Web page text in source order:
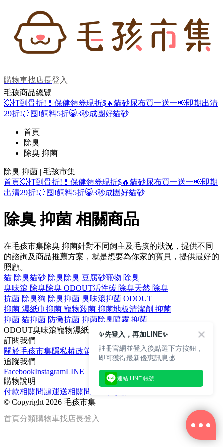
購物車找店長登入
毛孩商品總覽
💥打到骨折! 💊保健領券現折$🔥貓砂尿布買一送一📢即期出清
29折!🍖囤!飼料5折😺3秒成團好貓砂
首頁
除臭
除臭 抑菌
除臭 抑菌 | 毛孩市集
首頁💥打到骨折! 💊保健領券現折$🔥貓砂尿布買一送一📢即期
出清29折!🍖囤!飼料5折😺3秒成團好貓砂
除臭 抑菌 相關商品
在毛孩市集除臭 抑菌針對不同飼主及毛孩的狀況，提供不同
的諮詢及商品推薦方案，就是想要為你家的寶貝，提供最好的
照顧。
貓 除臭貓砂 除臭除臭 豆腐砂寵物 除臭
臭味滾 除臭除臭 ODOUT活性碳 除臭天然 除臭
抗菌 除臭狗 除臭抑菌 臭味滾抑菌 ODOUT
抑菌 濕紙巾抑菌 寵物殺菌 抑菌地板清潔劑 抑菌
抑菌 貓抑菌 防黴抗菌 抑菌除臭噴霧 抑菌
ODOUT臭味滾寵物濕紙巾
貓
訂閱我們
關於毛孩市集隱私權政策
文章
追蹤我們
FacebookInstagramLINE
購物說明
付款相關問題運送相關問題
© Copyright 2026 毛孩市集
首頁分類購物車找店長登入
✨先登入，再加LINE✨
註冊官網並登入後點選下方按鈕，
即可獲得最新優惠訊息💰
連結 LINE 帳號